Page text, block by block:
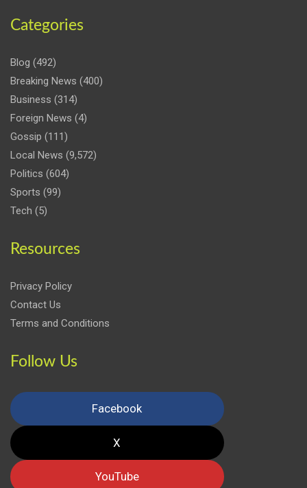
Categories
Blog (492)
Breaking News (400)
Business (314)
Foreign News (4)
Gossip (111)
Local News (9,572)
Politics (604)
Sports (99)
Tech (5)
Resources
Privacy Policy
Contact Us
Terms and Conditions
Follow Us
Facebook
X
YouTube